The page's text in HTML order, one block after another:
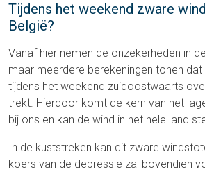
Tijdens het weekend zware
België?
Vanaf hier nemen de onzekerheden in
maar meerdere berekeningen tonen
tijdens het weekend zuidoostwaarts
trekt. Hierdoor komt de kern van het
bij ons en kan de wind in het hele land
In de kuststreken kan dit zware
koers van de depressie zal bovendien